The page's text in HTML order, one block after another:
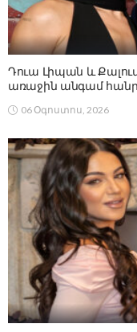
Դուա Լիպան և
առաջին անգամ
06 Օգոստոս, 2026